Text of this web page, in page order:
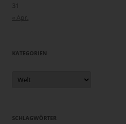
31
« Apr.
KATEGORIEN
SCHLAGWÖRTER